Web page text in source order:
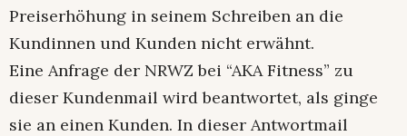
Preiserhöhung in seinem Schreiben an die
Kundinnen und Kunden nicht erwähnt.
Eine Anfrage der NRWZ bei “AKA Fitness” zu
dieser Kundenmail wird beantwortet, als ginge
sie an einen Kunden. In dieser Antwortmail